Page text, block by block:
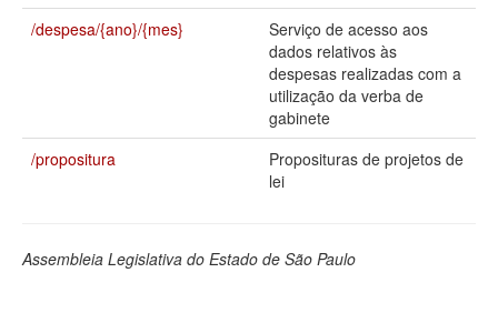
Perguntas frequentes
/despesa/{ano}/{mes}
Serviço de acesso aos
dados relativos às
despesas realizadas com a
utilização da verba de
gabinete
/propositura
Proposituras de projetos de
lei
Assembleia Legislativa do Estado de São Paulo